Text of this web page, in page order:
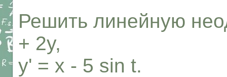
Решить линейную
+ 2y,
y' = x - 5 sin t.